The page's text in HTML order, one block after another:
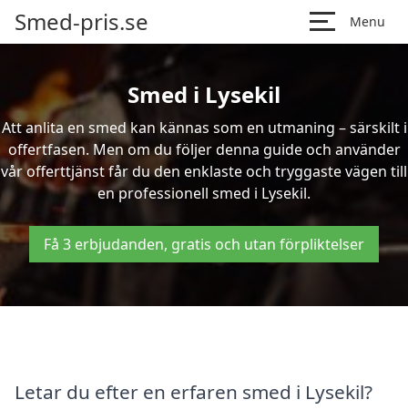
Smed-pris.se Menu
Smed i Lysekil
Att anlita en smed kan kännas som en utmaning – särskilt i
offertfasen. Men om du följer denna guide och använder
vår offerttjänst får du den enklaste och tryggaste vägen till
en professionell smed i Lysekil.
Få 3 erbjudanden, gratis och utan förpliktelser
Letar du efter en erfaren smed i Lysekil?